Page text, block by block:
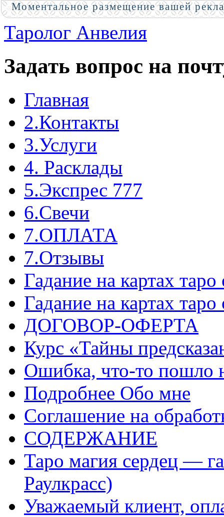
Таролог Анвелия
Задать вопрос на
Главная
2.Контакты
3.Услуги
4. Расклады
5.Экспрес 777
6.Свечи
7.ОПЛАТА
7.Отзывы
Гадание на картах
Гадание на картах
ДОГОВОР-ОФЕРТА
Курс «Тайны
Ошибка, что-то пошло
Подробнее Обо мне
Соглашение на
СОДЕРЖАНИЕ
Таро магия сердец —
Раулкрасс)
Уважаемый клиент,
Моментальное размещение вашей